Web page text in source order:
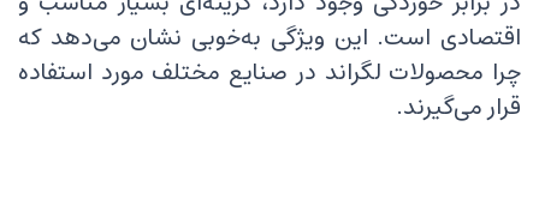
اقتصادی است. این ویژگی به‌خوبی نشان می‌دهد که
چرا محصولات لگراند در صنایع مختلف مورد استفاده
قرار می‌گیرند.